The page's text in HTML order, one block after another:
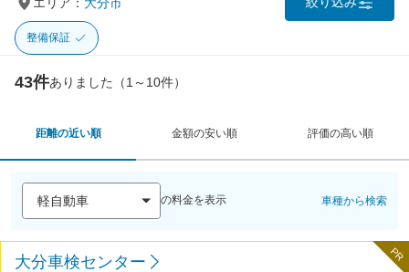
整備保証
43件ありました（1～10件）
距離の近い順 金額の安い順 評価の高い順
の料金を表示 車種から検索
PR
大分車検センター